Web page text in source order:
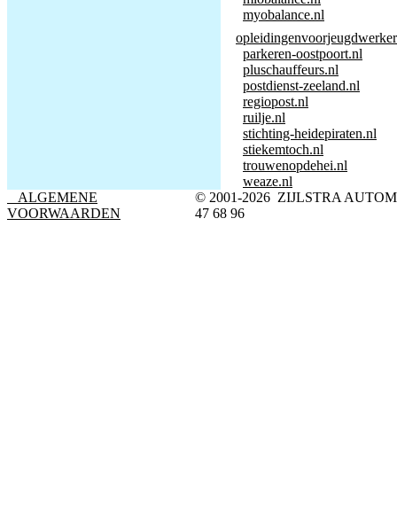
myobalance.nl
parkeren-oostpoort.nl
pluschauffeurs.nl
postdienst-zeeland.nl
regiopost.nl
ruilje.nl
stichting-heidepiraten.nl
stiekemtoch.nl
trouwenopdehei.nl
weaze.nl
ALGEMENE
VOORWAARDEN
© 2001-2026 ZIJLSTRA
47 68 96